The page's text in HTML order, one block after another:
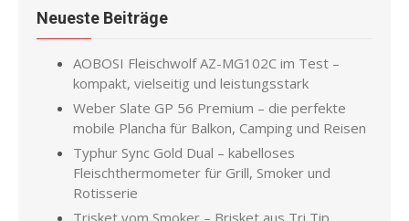
Neueste Beiträge
AOBOSI Fleischwolf AZ-MG102C im Test –
kompakt, vielseitig und leistungsstark
Weber Slate GP 56 Premium – die perfekte
mobile Plancha für Balkon, Camping und Reisen
Typhur Sync Gold Dual – kabelloses
Fleischthermometer für Grill, Smoker und
Rotisserie
Trisket vom Smoker – Brisket aus Tri Tip